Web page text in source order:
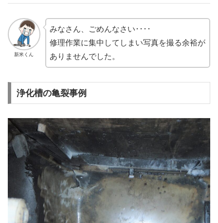
新米くん
みなさん、ごめんなさい････
修理作業に集中してしまい写真を撮る余裕が
ありませんでした。
浄化槽の亀裂事例